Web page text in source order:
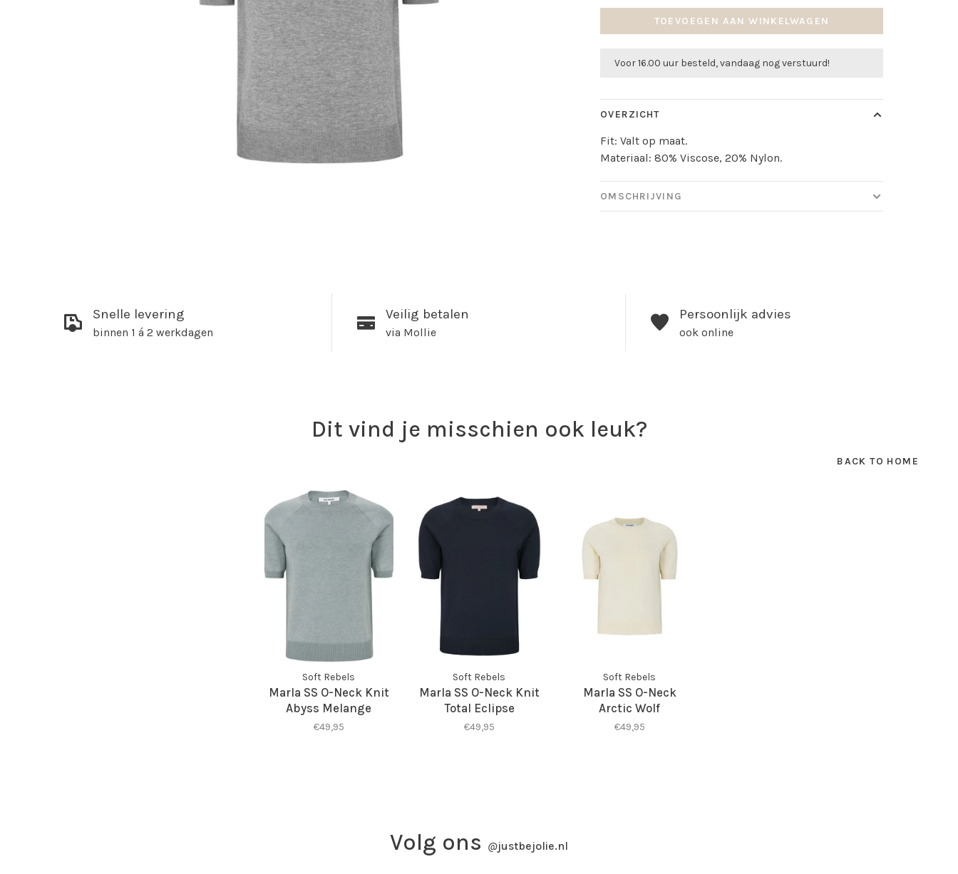
TOEVOEGEN AAN WINKELWAGEN
Voor 16.00 uur besteld, vandaag nog verstuurd!
OVERZICHT
Fit: Valt op maat.
Materiaal: 80% Viscose, 20% Nylon.
OMSCHRIJVING
Snelle levering
binnen 1 á 2 werkdagen
Veilig betalen
via Mollie
Persoonlijk advies
ook online
Dit vind je misschien ook leuk?
BACK TO HOME
Soft Rebels
Marla SS O-Neck Knit
Abyss Melange
€49,95
Soft Rebels
Marla SS O-Neck Knit
Total Eclipse
€49,95
Soft Rebels
Marla SS O-Neck
Arctic Wolf
€49,95
Volg ons @justbejolie.nl